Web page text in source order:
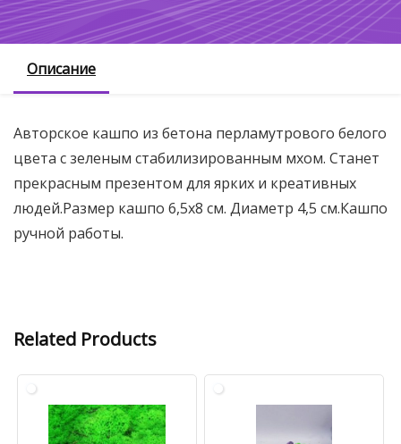
Описание
Авторское кашпо из бетона перламутрового белого
цвета с зеленым стабилизированным мхом. Станет
прекрасным презентом для ярких и креативных
людей.Размер кашпо 6,5х8 см. Диаметр 4,5 см.Кашпо
ручной работы.
Related Products